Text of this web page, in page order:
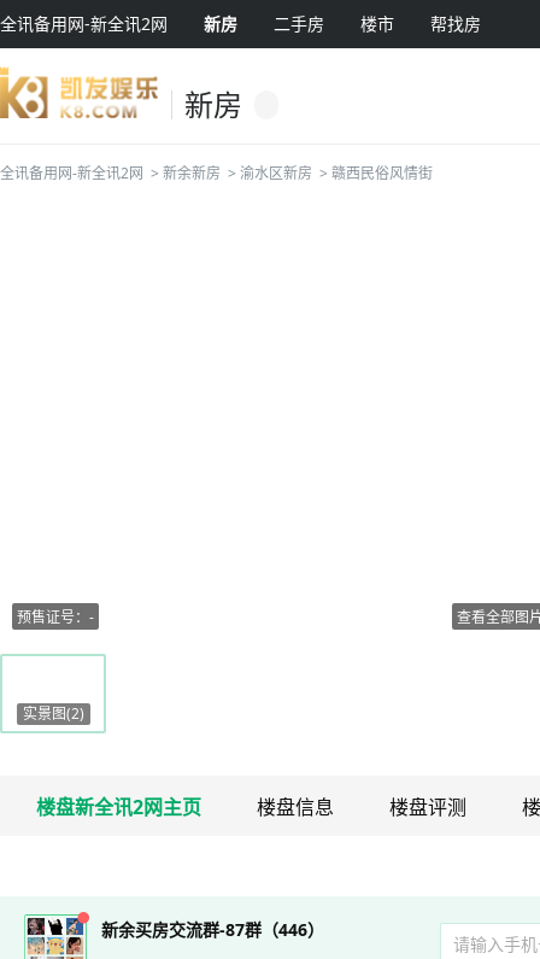
全讯备用网-新全讯2网 新房 二手房 楼市 帮找房
新房
全讯备用网-新全讯2网 > 新余新房 > 渝水区新房 > 赣西民俗风情街
预售证号：- 查看全部图
实景图(2)
楼盘新全讯2网主页 楼盘信息 楼盘评测
新余买房交流群-87群（446）